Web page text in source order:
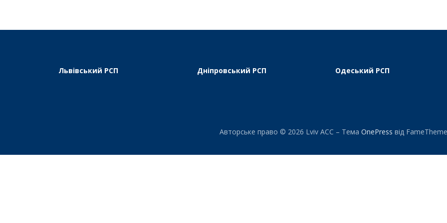
Львівський РСП Дніпровський РСП Одеський РСП
Авторське право © 2026 Lviv ACC – Тема OnePress від